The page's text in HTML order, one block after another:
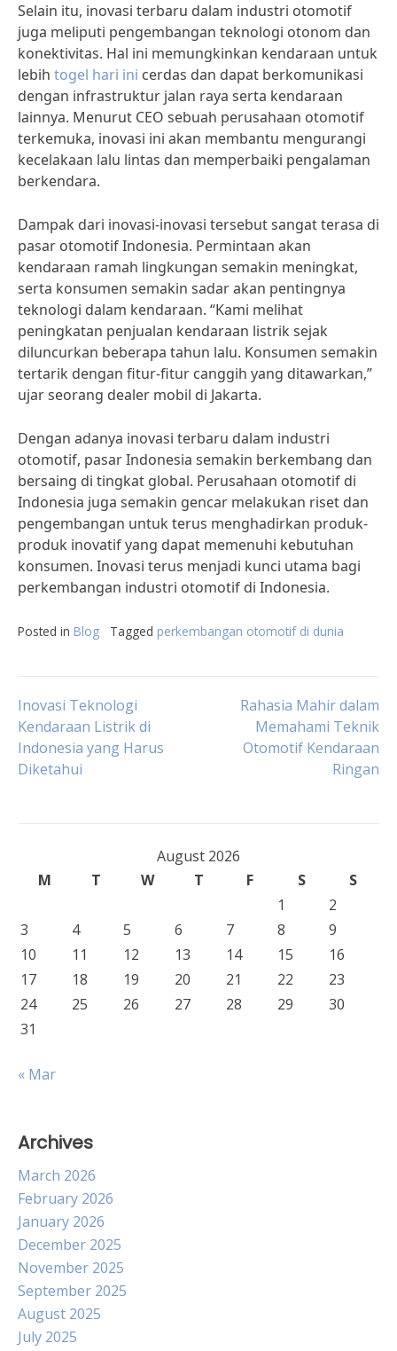
Selain itu, inovasi terbaru dalam industri otomotif
juga meliputi pengembangan teknologi otonom dan
konektivitas. Hal ini memungkinkan kendaraan untuk
lebih togel hari ini cerdas dan dapat berkomunikasi
dengan infrastruktur jalan raya serta kendaraan
lainnya. Menurut CEO sebuah perusahaan otomotif
terkemuka, inovasi ini akan membantu mengurangi
kecelakaan lalu lintas dan memperbaiki pengalaman
berkendara.
Dampak dari inovasi-inovasi tersebut sangat terasa di
pasar otomotif Indonesia. Permintaan akan
kendaraan ramah lingkungan semakin meningkat,
serta konsumen semakin sadar akan pentingnya
teknologi dalam kendaraan. “Kami melihat
peningkatan penjualan kendaraan listrik sejak
diluncurkan beberapa tahun lalu. Konsumen semakin
tertarik dengan fitur-fitur canggih yang ditawarkan,”
ujar seorang dealer mobil di Jakarta.
Dengan adanya inovasi terbaru dalam industri
otomotif, pasar Indonesia semakin berkembang dan
bersaing di tingkat global. Perusahaan otomotif di
Indonesia juga semakin gencar melakukan riset dan
pengembangan untuk terus menghadirkan produk-
produk inovatif yang dapat memenuhi kebutuhan
konsumen. Inovasi terus menjadi kunci utama bagi
perkembangan industri otomotif di Indonesia.
Posted in Blog Tagged perkembangan otomotif di dunia
Post
navigation
Inovasi Teknologi
Kendaraan Listrik di
Indonesia yang Harus
Diketahui
Rahasia Mahir dalam
Memahami Teknik
Otomotif Kendaraan
Ringan
August 2026
M
T W T F S
S
1
2
3
4 5 6 7 8
9
10
11 12 13 14 15
16
17
18 19 20 21 22
23
24
25 26 27 28 29
30
31
« Mar
Archives
March 2026
February 2026
January 2026
December 2025
November 2025
September 2025
August 2025
July 2025